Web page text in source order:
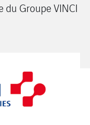
du Groupe VINCI